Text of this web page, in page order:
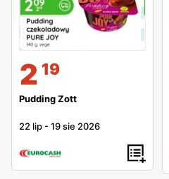
2 19
Pudding Zott
22 lip -19 sie 2026